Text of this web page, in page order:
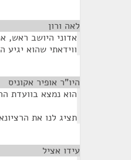
לאה ורון
אדוני היושב ראש,
ווידאתי שהוא יגיע
היו”ר אופיר אקוניס
הוא נמצא בוועדת
תציג לנו את
עידו אציל